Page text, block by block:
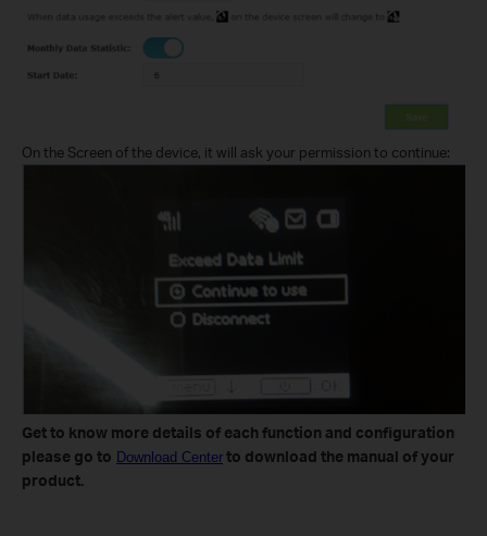
On the Screen of the device, it will ask your permission to continue:
Get to know more details of each function and configuration
please go to Download Center to download the manual of your
product.